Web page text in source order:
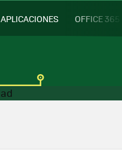
APLICACIONES OFFICE 365